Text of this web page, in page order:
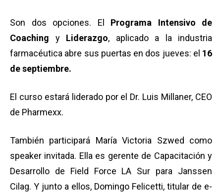
Son dos opciones. El Programa Intensivo de
Coaching y Liderazgo, aplicado a la industria
farmacéutica abre sus puertas en dos jueves: el 16
de septiembre.
El curso estará liderado por el Dr. Luis Millaner, CEO
de Pharmexx.
También participará María Victoria Szwed como
speaker invitada. Ella es gerente de Capacitación y
Desarrollo de Field Force LA Sur para Janssen
Cilag. Y junto a ellos, Domingo Felicetti, titular de e-